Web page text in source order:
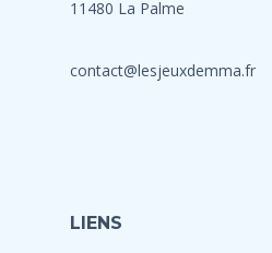
11480 La Palme
contact@lesjeuxdemma.fr
LIENS